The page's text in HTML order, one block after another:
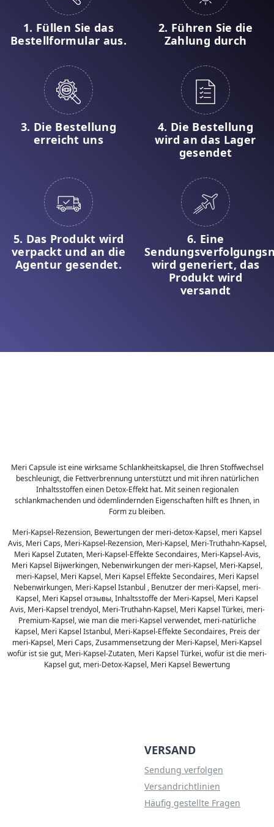
1. Füllen Sie das
Bestellformular aus.
2. Führen Sie die
Zahlung durch
3. Die Bestellung
erreicht uns
4. Die Bestellung
wird an das Lager
gesendet
5. Das Produkt wird
verpackt und an die
Agentur gesendet.
6. Eine
wird generiert, das
Produkt wird
versandt
Meri Capsule ist eine wirksame Schlankheitskapsel, die Ihren Stoffwechsel
beschleunigt, die Fettverbrennung unterstützt und mit ihren natürlichen
Inhaltsstoffen einen Detox-Effekt hat. Mit seinen regionalen
schlankmachenden und ödemlindernden Eigenschaften hilft es Ihnen, in
Form zu bleiben.
Meri-Kapsel-Rezension, Bewertungen der meri-detox-Kapsel, meri Kapsel
Avis, Meri Caps, Meri-Kapsel-Rezension, Meri-Kapsel, Meri-Truthahn-Kapsel,
Meri Kapsel Zutaten, Meri-Kapsel-Effekte Secondaires, Meri-Kapsel-Avis,
Meri Kapsel Bijwerkingen, Nebenwirkungen der meri-Kapsel, Meri-Kapsel,
meri-Kapsel, Meri Kapsel, Meri Kapsel Effekte Secondaires, Meri Kapsel
Nebenwirkungen, Meri-Kapsel Istanbul , Benutzer der meri-Kapsel, meri-
Kapsel, Meri Kapsel отзывы, Inhaltsstoffe der Meri-Kapsel, Meri Kapsel
Avis, Meri-Kapsel trendyol, Meri-Truthahn-Kapsel, Meri Kapsel Türkei, meri-
Premium-Kapsel, wie man die meri-Kapsel verwendet, meri-natürliche
Kapsel, Meri Kapsel Istanbul, Meri-Kapsel-Effekte Secondaires, Preis der
meri-Kapsel, Meri Caps, Zusammensetzung der Meri-Kapsel, Meri-Kapsel
wofür ist sie gut, Meri-Kapsel-Zutaten, Meri Kapsel Türkei, wofür ist die meri-
Kapsel gut, meri-Detox-Kapsel, Meri Kapsel Bewertung
VERSAND
Sendung verfolgen
Versandrichtlinien
Häufig gestellte Fragen